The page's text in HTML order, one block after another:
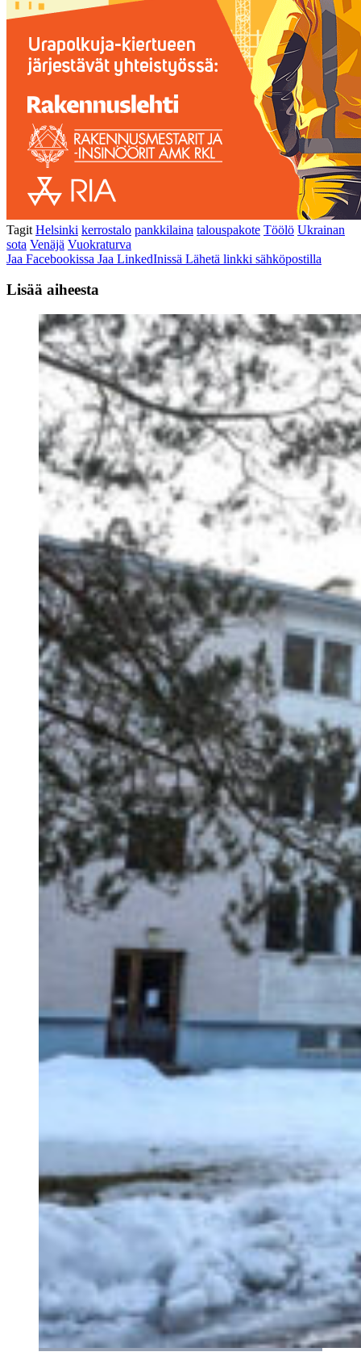
Tagit Helsinki kerrostalo pankkilaina talouspakote Töölö Ukrainan
sota Venäjä Vuokraturva
Jaa Facebookissa Jaa LinkedInissä Lähetä linkki sähköpostilla
Lisää aiheesta